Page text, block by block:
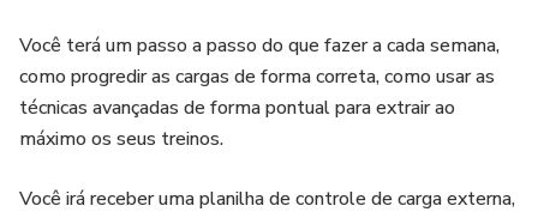
Você terá um passo a passo do que fazer a cada semana,
como progredir as cargas de forma correta, como usar as
técnicas avançadas de forma pontual para extrair ao
máximo os seus treinos.
Você irá receber uma planilha de controle de carga externa,